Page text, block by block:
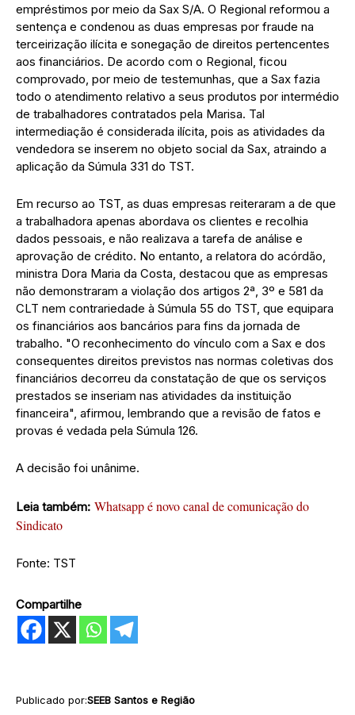
empréstimos por meio da Sax S/A. O Regional reformou a
sentença e condenou as duas empresas por fraude na
terceirização ilícita e sonegação de direitos pertencentes
aos financiários. De acordo com o Regional, ficou
comprovado, por meio de testemunhas, que a Sax fazia
todo o atendimento relativo a seus produtos por intermédio
de trabalhadores contratados pela Marisa. Tal
intermediação é considerada ilícita, pois as atividades da
vendedora se inserem no objeto social da Sax, atraindo a
aplicação da Súmula 331 do TST.
Em recurso ao TST, as duas empresas reiteraram a de que
a trabalhadora apenas abordava os clientes e recolhia
dados pessoais, e não realizava a tarefa de análise e
aprovação de crédito. No entanto, a relatora do acórdão,
ministra Dora Maria da Costa, destacou que as empresas
não demonstraram a violação dos artigos 2ª, 3º e 581 da
CLT nem contrariedade à Súmula 55 do TST, que equipara
os financiários aos bancários para fins da jornada de
trabalho. "O reconhecimento do vínculo com a Sax e dos
consequentes direitos previstos nas normas coletivas dos
financiários decorreu da constatação de que os serviços
prestados se inseriam nas atividades da instituição
financeira", afirmou, lembrando que a revisão de fatos e
provas é vedada pela Súmula 126.
A decisão foi unânime.
Leia também: Whatsapp é novo canal de comunicação do
Sindicato
Fonte: TST
Compartilhe
Publicado por:SEEB Santos e Região